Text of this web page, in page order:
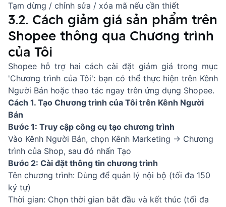
Tạm dừng / chỉnh sửa / xóa mã nếu cần thiết
3.2. Cách giảm giá sản phẩm trên
Shopee thông qua Chương trình
của Tôi
Shopee hỗ trợ hai cách cài đặt giảm giá trong mục
'Chương trình của Tôi': bạn có thể thực hiện trên Kênh
Người Bán hoặc thao tác ngay trên ứng dụng Shopee.
Cách 1. Tạo Chương trình của Tôi trên Kênh Người
Bán
Bước 1: Truy cập công cụ tạo chương trình
Vào Kênh Người Bán, chọn Kênh Marketing → Chương
trình của Shop, sau đó nhấn Tạo
Bước 2: Cài đặt thông tin chương trình
Tên chương trình: Dùng để quản lý nội bộ (tối đa 150
ký tự)
Thời gian: Chọn thời gian bắt đầu và kết thúc (tối đa